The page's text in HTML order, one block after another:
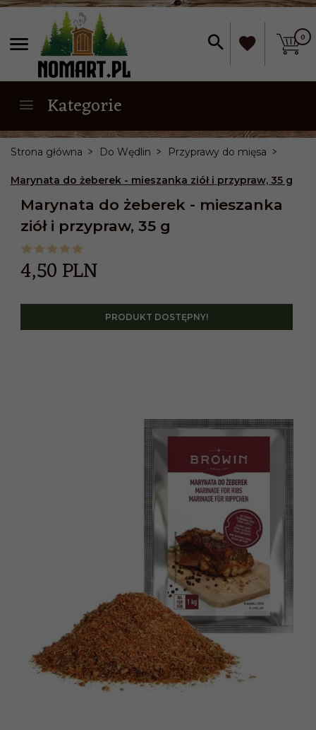
0
Kategorie
Strona główna Do Wędlin Przyprawy do mięsa
Marynata do żeberek - mieszanka ziół i przypraw, 35 g
Marynata do żeberek - mieszanka
ziół i przypraw, 35 g
4,50PLN
PRODUKT DOSTĘPNY!